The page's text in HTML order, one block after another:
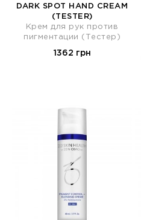
DARK SPOT HAND CREAM
(TESTER)
Крем для рук против
пигментации (Тестер)
1362 грн